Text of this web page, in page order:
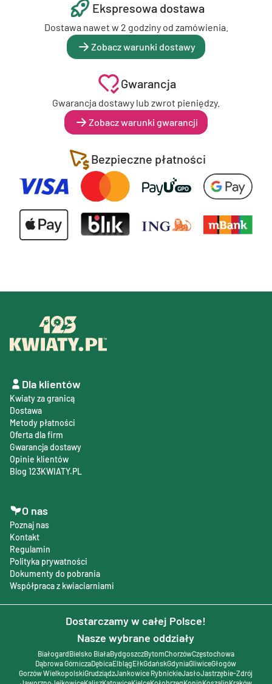
Ekspresowa dostawa
Dostawa nawet w 2 godziny od zamówienia.
Zobacz warunki dostawy
Gwarancja
Gwarancja dostawy lub zwrot pieniędzy.
Zobacz warunki gwarancji
Bezpieczne płatności
Dla klientów
Kwiaty za granicą
Dostawa
Metody płatności
Oferta dla firm
Gwarancja dostawy
Opinie klientów
Blog 123KWIATY.PL
O nas
Poznaj nas
Kontakt
Regulamin
Polityka prywatności
Dokumenty do pobrania
Współpraca z kwiaciarniami
Dostarczamy w całej Polsce!
Nasze wybrane oddziały
BiałogardBielsko BiałaBydgoszczBytomChorzówCzęstochowa
Dąbrowa GórniczaDębicaElblągEłkGdańskGdyniaGliwiceGłogów
Gorzów WielkopolskiGrudziądzJankowice RybnickieJasłoJastrzębie-Zdrój